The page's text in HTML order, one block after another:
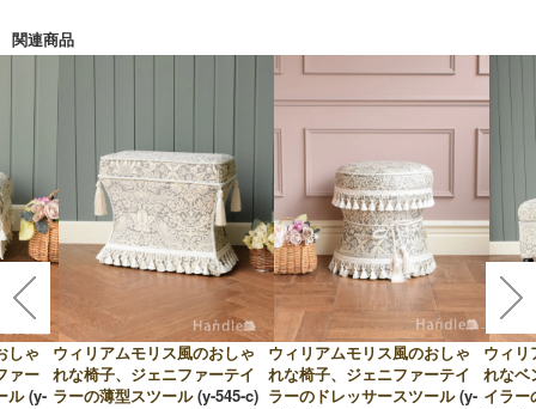
関連商品
しゃ
ァー
ル (y-
ウィリアムモリス風のおしゃ
れな椅子、ジェニファーテイ
ラーの薄型スツール (y-545-c)
ウィリアムモリス風のおしゃ
れな椅子、ジェニファーテイ
ラーのドレッサースツール (y-
ウィリ
れなベ
イラー